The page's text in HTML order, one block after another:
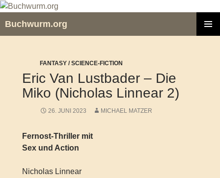
Zum
springen
Buchwurm.org
FANTASY / SCIENCE-FICTION
Eric Van Lustbader – Die
Miko (Nicholas Linnear 2)
26. JUNI 2023 MICHAEL MATZER
Fernost-Thriller mit
Sex und Action
Nicholas Linnear